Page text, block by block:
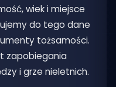
wiek i miejsce
do tego dane
tożsamości.
zapobiegania
i grze nieletnich.